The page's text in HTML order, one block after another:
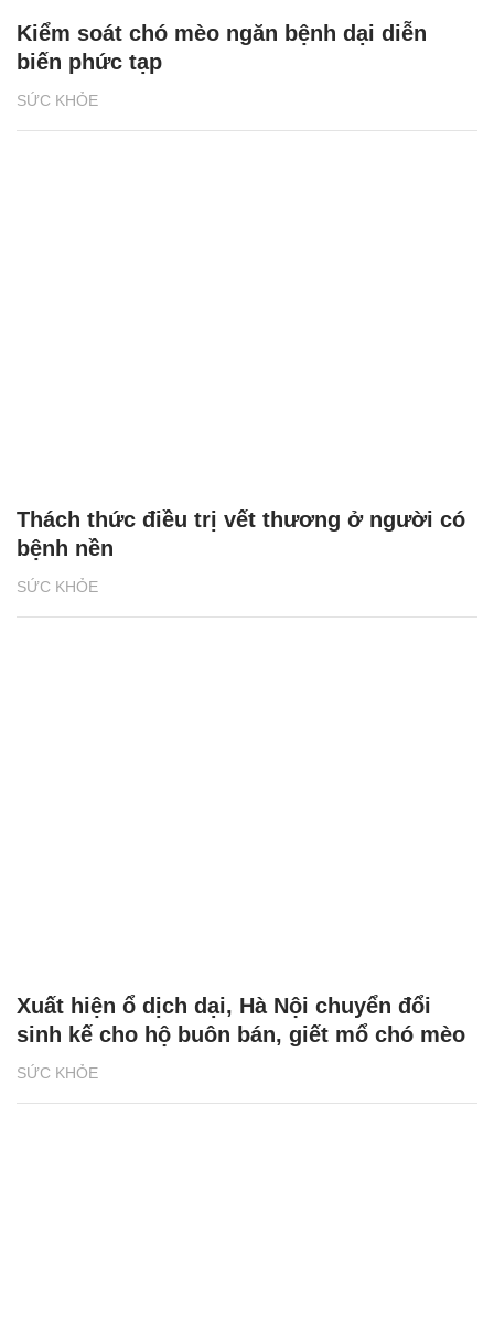
SỨC KHỎE
Kiểm soát chó mèo ngăn bệnh dại diễn
biến phức tạp
SỨC KHỎE
Thách thức điều trị vết thương ở người có
bệnh nền
SỨC KHỎE
Xuất hiện ổ dịch dại, Hà Nội chuyển đổi
sinh kế cho hộ buôn bán, giết mổ chó mèo